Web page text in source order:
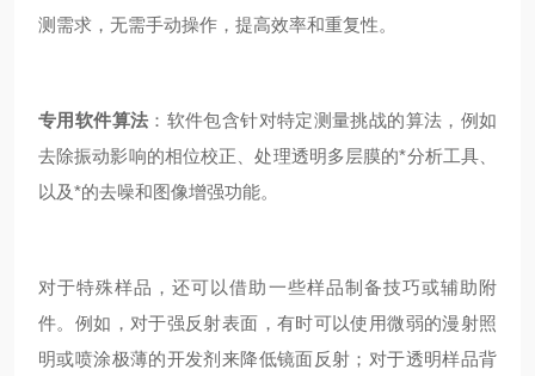
测需求，无需手动操作，提高效率和重复性。
专用软件算法 ：软件包含针对特定测量挑战的算法，例如
去除振动影响的相位校正、处理透明多层膜的*分析工具、
以及*的去噪和图像增强功能。
对于特殊样品，还可以借助一些样品制备技巧或辅助附
件。例如，对于强反射表面，有时可以使用微弱的漫射照
明或喷涂极薄的开发剂来降低镜面反射；对于透明样品背